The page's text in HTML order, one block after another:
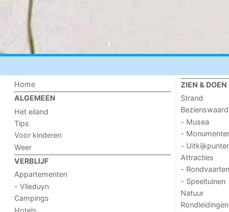
Home
ALGEMEEN
Het eiland
Tips
Voor kinderen
Weer
VERBLIJF
Appartementen
- Vlieduyn
Campings
Hotels
ZIEN & DOEN
Strand
- Musea
-
-
Attracties
- Rondvaarten
- Speeltuinen
Natuur
Rondleidingen